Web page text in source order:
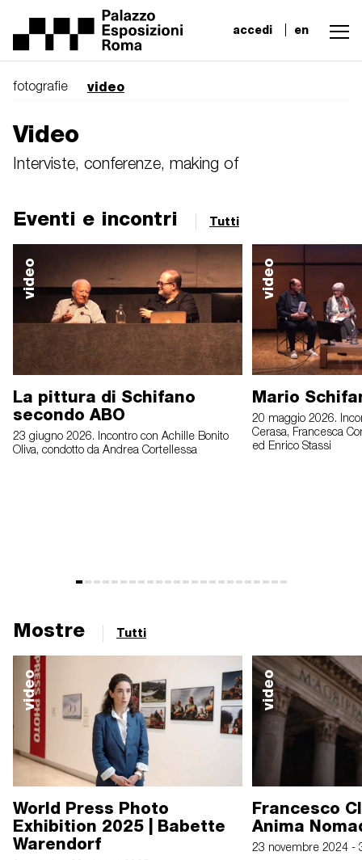
accedi en
fotografie video
Video
Interviste, conferenze, making of
Eventi e incontri Tutti
video
La pittura di Schifano
secondo ABO
23 giugno 2026. Incontro con Achille Bonito
Oliva, condotto da Andrea Cortellessa
video
Mario
20 maggio 2026.
Cerasa, Francesca
ed Enrico Stassi
Mostre Tutti
video
World Press Photo
Exhibition 2025 | Babette
Warendorf
video
Francesco
Anima
23 novembre 2024 -